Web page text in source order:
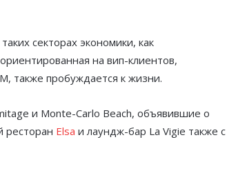
секторах экономики, как
на вип-клиентов,
также пробуждается к жизни.
и Monte-Carlo Beach, объявившие о
ресторан Elsa и лаундж-бар La Vigie также с